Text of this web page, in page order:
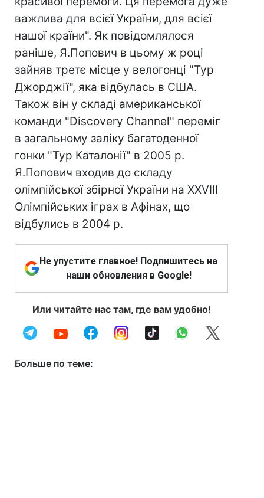
важлива для всієї України, для всієї
нашої країни". Як повідомлялося
раніше, Я.Попович в цьому ж році
зайняв третє місце у велогонці "Тур
Джорджії", яка відбулась в США.
Також він у складі американської
команди "Discovery Channel" переміг
в загальному заліку багатоденної
гонки "Тур Каталонії" в 2005 р.
Я.Попович входив до складу
олімпійської збірної України на XXVIII
Олімпійських іграх в Афінах, що
відбулись в 2004 р.
Не упустите главное! Подпишитесь на
наши обновления в Google!
Или читайте нас там, где вам удобно!
Больше по теме: